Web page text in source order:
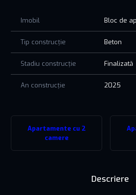
Imobil Bloc de
Tip construcție Beton
Stadiu construcție Finalizată
An construcție 2025
Apartamente cu 2
camere
Descriere